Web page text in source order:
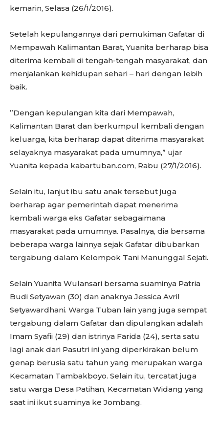
kemarin, Selasa (26/1/2016).
Setelah kepulangannya dari pemukiman Gafatar di
Mempawah Kalimantan Barat, Yuanita berharap bisa
diterima kembali di tengah-tengah masyarakat, dan
menjalankan kehidupan sehari – hari dengan lebih
baik.
”Dengan kepulangan kita dari Mempawah,
Kalimantan Barat dan berkumpul kembali dengan
keluarga, kita berharap dapat diterima masyarakat
selayaknya masyarakat pada umumnya,” ujar
Yuanita kepada kabartuban.com, Rabu (27/1/2016).
Selain itu, lanjut ibu satu anak tersebut juga
berharap agar pemerintah dapat menerima
kembali warga eks Gafatar sebagaimana
masyarakat pada umumnya. Pasalnya, dia bersama
beberapa warga lainnya sejak Gafatar dibubarkan
tergabung dalam Kelompok Tani Manunggal Sejati.
Selain Yuanita Wulansari bersama suaminya Patria
Budi Setyawan (30) dan anaknya Jessica Avril
Setyawardhani. Warga Tuban lain yang juga sempat
tergabung dalam Gafatar dan dipulangkan adalah
Imam Syafii (29) dan istrinya Farida (24), serta satu
lagi anak dari Pasutri ini yang diperkirakan belum
genap berusia satu tahun yang merupakan warga
Kecamatan Tambakboyo. Selain itu, tercatat juga
satu warga Desa Patihan, Kecamatan Widang yang
saat ini ikut suaminya ke Jombang.